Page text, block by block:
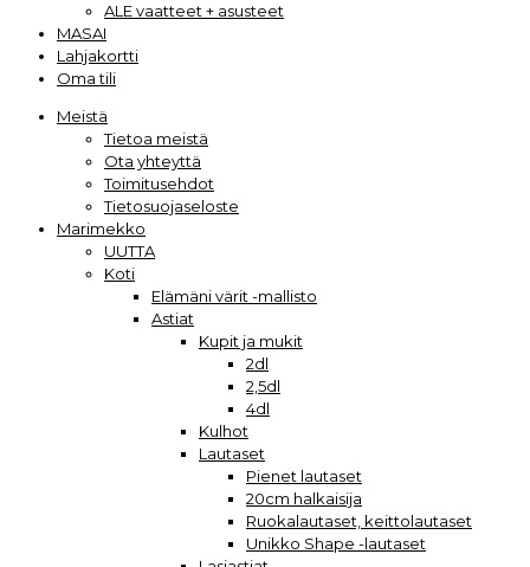
ALE vaatteet + asusteet
MASAI
Lahjakortti
Oma tili
Meistä
Tietoa meistä
Ota yhteyttä
Toimitusehdot
Tietosuojaseloste
Marimekko
UUTTA
Koti
Elämäni värit -mallisto
Astiat
Kupit ja mukit
2dl
2,5dl
4dl
Kulhot
Lautaset
Pienet lautaset
20cm halkaisija
Ruokalautaset, keittolautaset
Unikko Shape -lautaset